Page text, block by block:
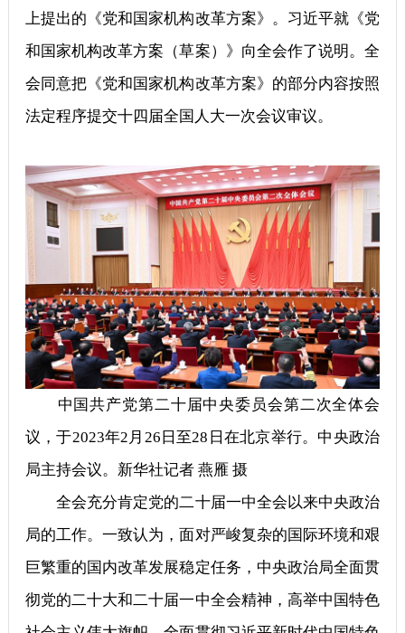
上提出的《党和国家机构改革方案》。习近平就《党
和国家机构改革方案（草案）》向全会作了说明。全
会同意把《党和国家机构改革方案》的部分内容按照
法定程序提交十四届全国人大一次会议审议。
中国共产党第二十届中央委员会第二次全体会
议，于2023年2月26日至28日在北京举行。中央政治
局主持会议。新华社记者 燕雁 摄
全会充分肯定党的二十届一中全会以来中央政治
局的工作。一致认为，面对严峻复杂的国际环境和艰
巨繁重的国内改革发展稳定任务，中央政治局全面贯
彻党的二十大和二十届一中全会精神，高举中国特色